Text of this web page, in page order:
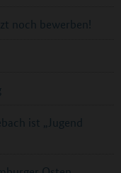
noch bewerben!
ist „Jugend